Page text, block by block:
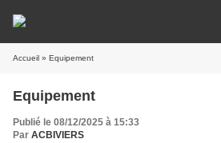
Accueil » Equipement
Equipement
Publié le 08/12/2025 à 15:33
Par ACBIVIERS